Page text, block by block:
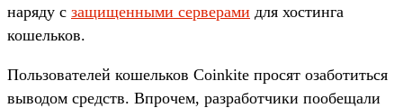
наряду с защищенными серверами для хостинга
кошельков.
Пользователей кошельков Coinkite просят озаботиться
выводом средств. Впрочем, разработчики пообещали